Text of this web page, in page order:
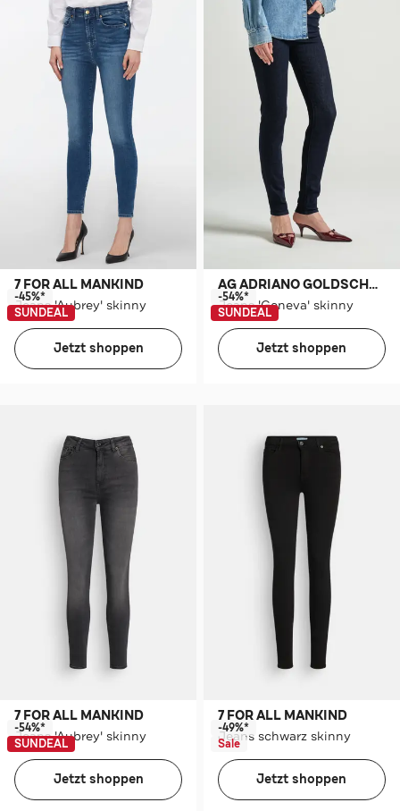
7 FOR ALL MANKIND
Jeans 'Aubrey' skinny
-45%*
SUNDEAL
Jetzt shoppen
AG ADRIANO GOLDSCHMIED
Jeans 'Geneva' skinny
-54%*
SUNDEAL
Jetzt shoppen
7 FOR ALL MANKIND
Jeans 'Aubrey' skinny
-54%*
SUNDEAL
Jetzt shoppen
7 FOR ALL MANKIND
Jeans schwarz skinny
-49%*
Sale
Jetzt shoppen